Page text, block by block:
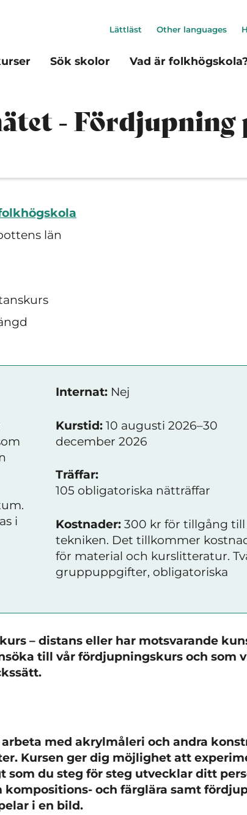
Sök skolor Vad är
Lättläst Other languages
- Fördjupning
län
i
Internat: Nej
Kurstid: 10 augusti 2026–30
december 2026
Träffar:
105 obligatoriska nätträffar
Kostnader: 300 kr för tillgång till
tekniken. Det tillkommer
för material och kurslitteratur.
gruppuppgifter, obligatoriska
– distans eller har motsvarande
till vår fördjupningskurs och som
med akrylmåleri och andra
Kursen ger dig möjlighet att
som du steg för steg utvecklar ditt
och färglära samt
i en bild.